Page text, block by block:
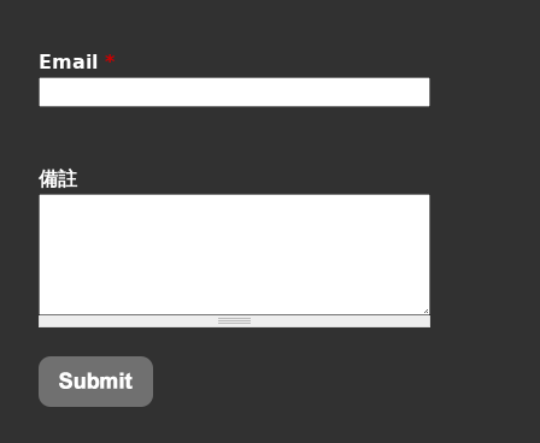
Email*
備註